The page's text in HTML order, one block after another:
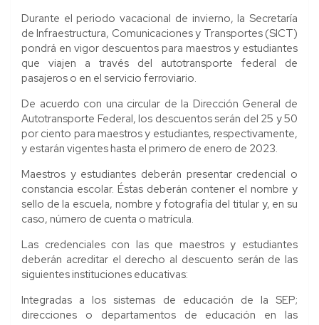
Durante el periodo vacacional de invierno, la Secretaría
de Infraestructura, Comunicaciones y Transportes (SICT)
pondrá en vigor descuentos para maestros y estudiantes
que viajen a través del autotransporte federal de
pasajeros o en el servicio ferroviario.
De acuerdo con una circular de la Dirección General de
Autotransporte Federal, los descuentos serán del 25 y 50
por ciento para maestros y estudiantes, respectivamente,
y estarán vigentes hasta el primero de enero de 2023.
Maestros y estudiantes deberán presentar credencial o
constancia escolar. Éstas deberán contener el nombre y
sello de la escuela, nombre y fotografía del titular y, en su
caso, número de cuenta o matrícula.
Las credenciales con las que maestros y estudiantes
deberán acreditar el derecho al descuento serán de las
siguientes instituciones educativas:
Integradas a los sistemas de educación de la SEP;
direcciones o departamentos de educación en las